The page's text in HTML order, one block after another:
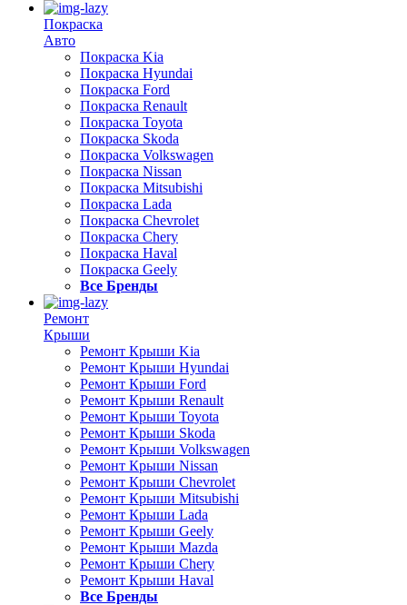
Покраска
Авто
Покраска Kia
Покраска Hyundai
Покраска Ford
Покраска Renault
Покраска Toyota
Покраска Skoda
Покраска Volkswagen
Покраска Nissan
Покраска Mitsubishi
Покраска Lada
Покраска Chevrolet
Покраска Chery
Покраска Haval
Покраска Geely
Все Бренды
Ремонт
Крыши
Ремонт Крыши Kia
Ремонт Крыши Hyundai
Ремонт Крыши Ford
Ремонт Крыши Renault
Ремонт Крыши Toyota
Ремонт Крыши Skoda
Ремонт Крыши Volkswagen
Ремонт Крыши Nissan
Ремонт Крыши Chevrolet
Ремонт Крыши Mitsubishi
Ремонт Крыши Lada
Ремонт Крыши Geely
Ремонт Крыши Mazda
Ремонт Крыши Chery
Ремонт Крыши Haval
Все Бренды